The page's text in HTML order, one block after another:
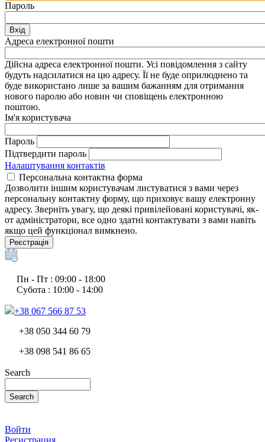
Пароль
Вхід
Адреса електронної пошти
Дійсна адреса електронної пошти. Усі повідомлення з сайту
будуть надсилатися на цю адресу. Її не буде оприлюднено та
буде використано лише за вашим бажанням для отримання
нового паролю або новин чи сповіщень електронною
поштою.
Ім'я користувача
Пароль
Підтвердити пароль
Налаштування контактів
Персональна контактна форма
Дозволити іншим користувачам листуватися з вами через
персональну контактну форму, що приховує вашу електронну
адресу. Зверніть увагу, що деякі привілейовані користувачі, як-
от адміністратори, все одно здатні контактувати з вами навіть
якщо цей функціонал вимкнено.
Реєстрація
Пн - Пт : 09:00 - 18:00
Субота : 10:00 - 14:00
+38 067 566 87 53
+38 050 344 60 79
+38 098 541 86 65
Search
Search
Войти